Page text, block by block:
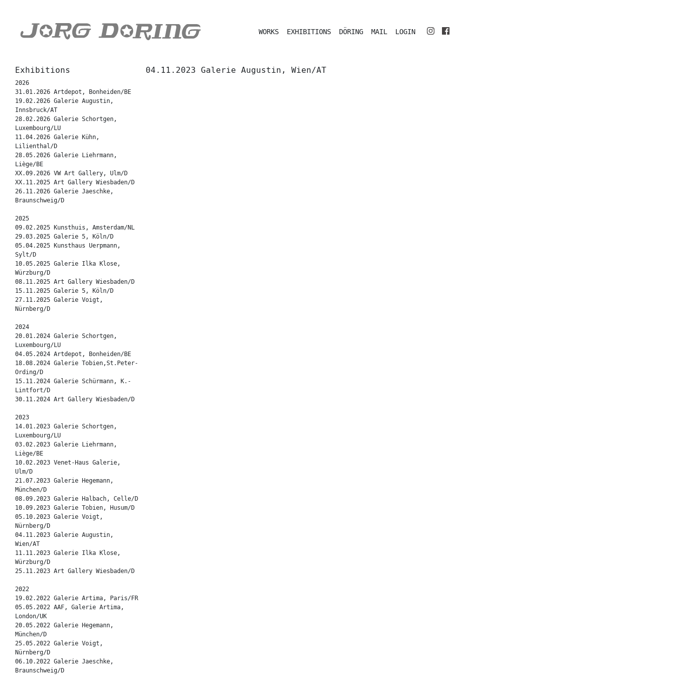
WORKS EXHIBITIONS DÖRING MAIL LOGIN
Exhibitions
2026
31.01.2026 Artdepot, Bonheiden/BE
19.02.2026 Galerie Augustin,
Innsbruck/AT
28.02.2026 Galerie Schortgen,
Luxembourg/LU
11.04.2026 Galerie Kühn,
Lilienthal/D
28.05.2026 Galerie Liehrmann,
Liège/BE
XX.09.2026 VW Art Gallery, Ulm/D
XX.11.2025 Art Gallery Wiesbaden/D
26.11.2026 Galerie Jaeschke,
Braunschweig/D
2025
09.02.2025 Kunsthuis, Amsterdam/NL
29.03.2025 Galerie 5, Köln/D
05.04.2025 Kunsthaus Uerpmann,
Sylt/D
10.05.2025 Galerie Ilka Klose,
Würzburg/D
08.11.2025 Art Gallery Wiesbaden/D
15.11.2025 Galerie 5, Köln/D
27.11.2025 Galerie Voigt,
Nürnberg/D
2024
20.01.2024 Galerie Schortgen,
Luxembourg/LU
04.05.2024 Artdepot, Bonheiden/BE
18.08.2024 Galerie Tobien,St.Peter-
Ording/D
15.11.2024 Galerie Schürmann, K.-
Lintfort/D
30.11.2024 Art Gallery Wiesbaden/D
2023
14.01.2023 Galerie Schortgen,
Luxembourg/LU
03.02.2023 Galerie Liehrmann,
Liège/BE
10.02.2023 Venet-Haus Galerie,
Ulm/D
21.07.2023 Galerie Hegemann,
München/D
08.09.2023 Galerie Halbach, Celle/D
10.09.2023 Galerie Tobien, Husum/D
05.10.2023 Galerie Voigt,
Nürnberg/D
04.11.2023 Galerie Augustin,
Wien/AT
11.11.2023 Galerie Ilka Klose,
Würzburg/D
25.11.2023 Art Gallery Wiesbaden/D
2022
19.02.2022 Galerie Artima, Paris/FR
05.05.2022 AAF, Galerie Artima,
London/UK
20.05.2022 Galerie Hegemann,
München/D
25.05.2022 Galerie Voigt,
Nürnberg/D
06.10.2022 Galerie Jaeschke,
Braunschweig/D
04.11.2023 Galerie Augustin, Wien/AT